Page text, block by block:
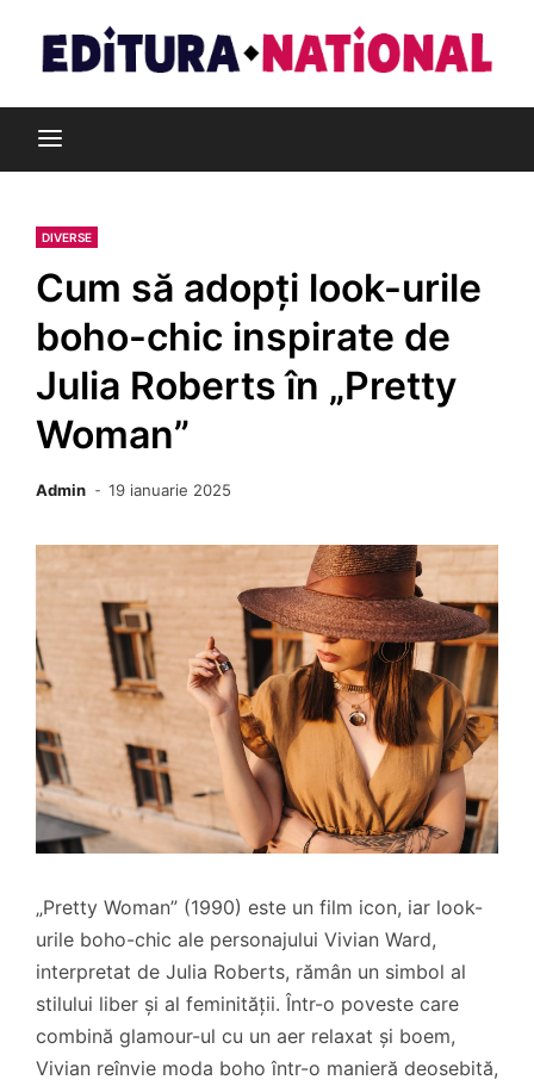
content
Editura Național
DIVERSE
Cum să adopți look-urile
boho-chic inspirate de
Julia Roberts în „Pretty
Woman”
Admin 19 ianuarie 2025
„Pretty Woman” (1990) este un film icon, iar look-
urile boho-chic ale personajului Vivian Ward,
interpretat de Julia Roberts, rămân un simbol al
stilului liber și al feminității. Într-o poveste care
combină glamour-ul cu un aer relaxat și boem,
Vivian reînvie moda boho într-o manieră deosebită,